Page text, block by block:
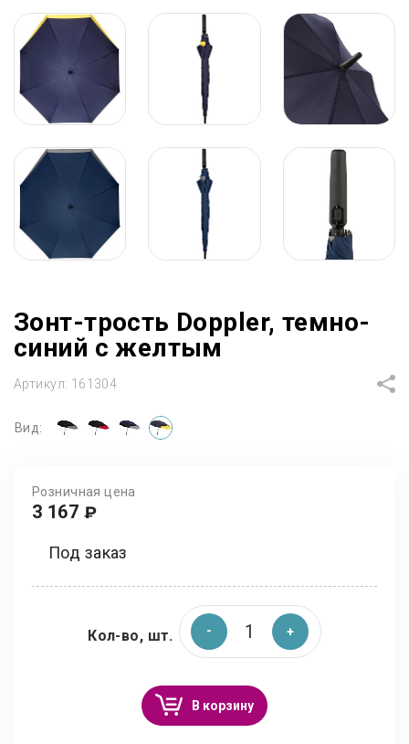
Зонт-трость Doppler, темно-
синий с желтым
Артикул: 161304
Вид:
Розничная цена
3 167 ₽
Под заказ
Кол-во, шт.
В корзину